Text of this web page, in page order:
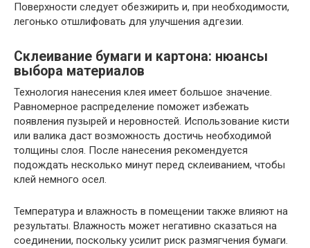
Поверхности следует обезжирить и, при необходимости,
легонько отшлифовать для улучшения адгезии.
Склеивание бумаги и картона: нюансы
выбора материалов
Технология нанесения клея имеет большое значение.
Равномерное распределение поможет избежать
появления пузырей и неровностей. Использование кисти
или валика даст возможность достичь необходимой
толщины слоя. После нанесения рекомендуется
подождать несколько минут перед склеиванием, чтобы
клей немного осел.
Температура и влажность в помещении также влияют на
результаты. Влажность может негативно сказаться на
соединении, поскольку усилит риск размягчения бумаги.